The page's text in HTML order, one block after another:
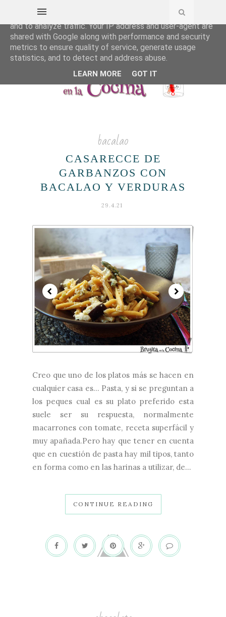
bacalao
CASARECCE DE
GARBANZOS CON
BACALAO Y VERDURAS
29.4.21
Creo que uno de los platos más se hacen en
cualquier casa es... Pasta, y si se preguntan a
los peques cual es su plato preferido esta
suele ser su respuesta, normalmente
macarrones con tomate, receta superfácil y
muy apañada.Pero hay que tener en cuenta
que en cuestión de pasta hay mil tipos, tanto
en forma como en las harinas a utilizar, de...
CONTINUE READING
This site uses cookies from Google to deliver its services
and to analyze traffic. Your IP address and user-agent are
shared with Google along with performance and security
metrics to ensure quality of service, generate usage
statistics, and to detect and address abuse.
LEARN MORE GOT IT